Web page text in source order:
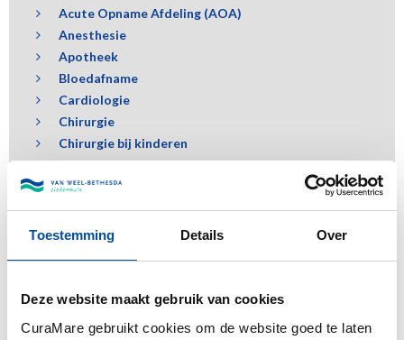
Toestemming Details Over
Deze website maakt gebruik van cookies
CuraMare gebruikt cookies om de website goed te laten
Vrijwilligerswerk
English
Algemene gebruikersvoorwaarden
Columns
Beweegziekenhuis
Acute Opname Afdeling (AOA)
Anesthesie
Apotheek
Bloedafname
Cardiologie
Chirurgie
Chirurgie bij kinderen
Darmproblemen
Dagbehandeling
Dermatologie
Diabetes
Geestelijke verzorging